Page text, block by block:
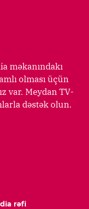
məkanındakı
olması üçün
var. Meydan TV-
dəstək olun.
rəfi